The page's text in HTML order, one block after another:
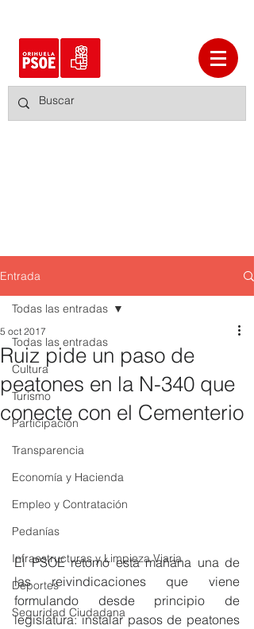
Entrada
Todas las entradas
Cultura
Turismo
Participación
Transparencia
Economía y Hacienda
Empleo y Contratación
Pedanías
Infraestructuras y Limpieza Viaria
Deportes
Seguridad Ciudadana
Todas las entradas
Ruiz pide un paso de
peatones en la N-340 que
conecte con el Cementerio
5 oct 2017
El PSOE retomó esta mañana una de
las reivindicaciones que viene
formulando desde principio de
legislatura: instalar pasos de peatones